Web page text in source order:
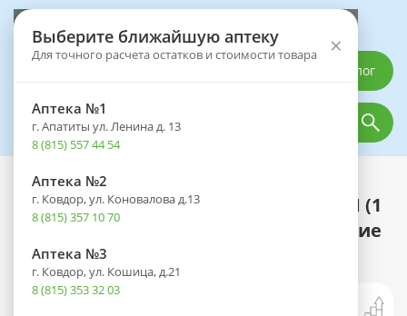
Выберите ближайшую аптеку
Для точного расчета остатков и стоимости товара ×
Аптека №1
г. Апатиты ул. Ленина д. 13
8 (815) 557 44 54
Аптека №2
г. Ковдор, ул. Коновалова д.13
8 (815) 357 10 70
Аптека №3
г. Ковдор, ул. Кошица, д.21
8 (815) 353 32 03
Каталог
Каталог Оптика
Линзы PRECISION1 FOR ASTIGMATISM (1
день) 180 R 8.5/14.5 контактные мягкие
корриг. (L -1,25) (D -6,00) №30